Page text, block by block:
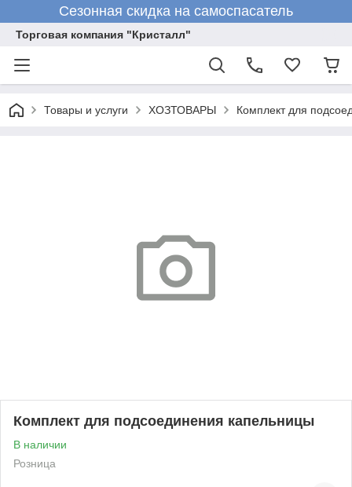
Сезонная скидка на самоспасатель
Торговая компания "Кристалл"
Товары и услуги ХОЗТОВАРЫ Комплект для
Комплект для подсоединения капельницы
В наличии
Розница